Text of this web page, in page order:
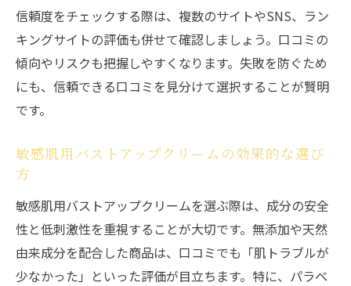
信頼度をチェックする際は、複数のサイトやSNS、ラン
キングサイトの評価も併せて確認しましょう。口コミの
傾向やリスクも把握しやすくなります。失敗を防ぐため
にも、信頼できる口コミを見分けて選択することが賢明
です。
敏感肌用バストアップクリームの効果的な選び
方
敏感肌用バストアップクリームを選ぶ際は、成分の安全
性と低刺激性を重視することが大切です。無添加や天然
由来成分を配合した商品は、口コミでも「肌トラブルが
少なかった」といった評価が目立ちます。特に、パラベ